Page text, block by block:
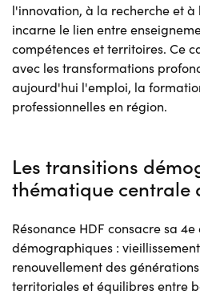
l'innovation, à la recherche et
incarne le lien entre
compétences et territoires. Ce
avec les transformations
aujourd'hui l'emploi, la
professionnelles en région.
Les transitions
thématique centrale
Résonance HDF consacre sa
démographiques :
renouvellement des
territoriales et équilibres entre